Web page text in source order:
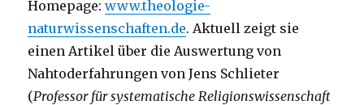
Homepage:www.theologie-
naturwissenschaften.de. Aktuell zeigt sie
einen Artikel über die Auswertung von
Nahtoderfahrungen von Jens Schlieter
(Professor für systematische Religionswissenschaft